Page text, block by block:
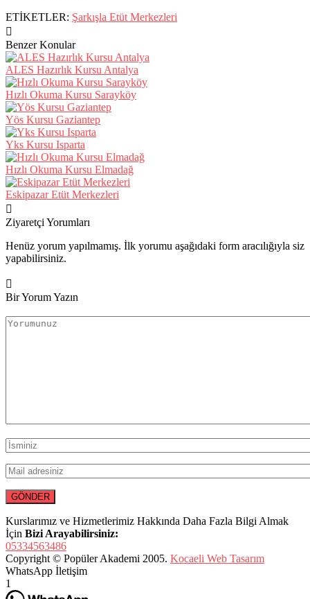
ETİKETLER: Şarkışla Etüt Merkezleri
Benzer Konular
ALES Hazırlık Kursu Antalya
Hızlı Okuma Kursu Sarayköy
Yös Kursu Gaziantep
Yks Kursu Isparta
Hızlı Okuma Kursu Elmadağ
Eskipazar Etüt Merkezleri
Ziyaretçi Yorumları
Henüz yorum yapılmamış. İlk yorumu aşağıdaki form aracılığıyla siz
yapabilirsiniz.
Bir Yorum Yazın
Kurslarımız ve Hizmetlerimiz Hakkında Daha Fazla Bilgi Almak
İçin Bizi Arayabilirsiniz:
05334563486
Copyright © Popüler Akademi 2005. Kocaeli Web Tasarım
WhatsApp İletişim
1